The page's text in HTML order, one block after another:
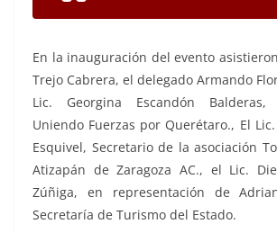
En la inauguración del evento
Trejo Cabrera, el delegado Armando
Lic. Georgina Escandón
Uniendo Fuerzas por Querétaro., El
Esquivel, Secretario de la asociación
Atizapán de Zaragoza AC., el Lic.
Zúñiga, en representación de
Secretaría de Turismo del Estado.